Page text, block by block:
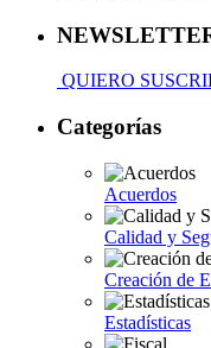
QUIERO
Categorías
Acuerdos
Calidad y
Creación de
Estadísticas